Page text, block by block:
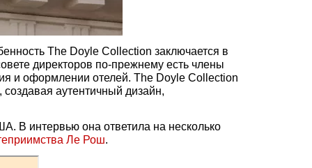
The Doyle Collection заключается в
директоров по-прежнему есть члены
и оформлении отелей. The Doyle Collection
аутентичный дизайн,
В интервью она ответила на несколько
Ле Рош.